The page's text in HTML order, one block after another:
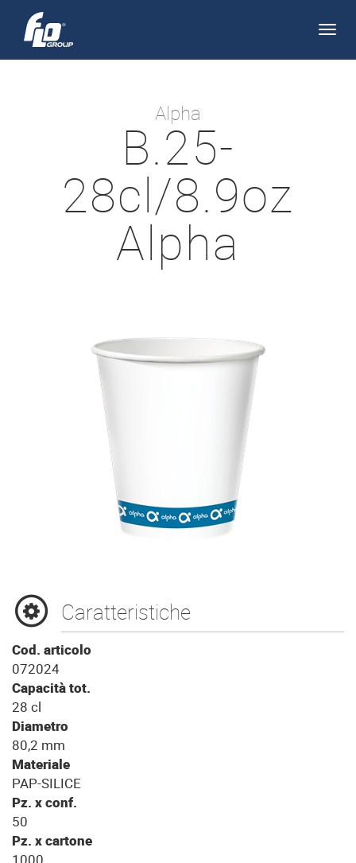
Alpha
B.25-
28cl/8.9oz
Alpha
Caratteristiche
Cod. articolo
072024
Capacità tot.
28 cl
Diametro
80,2 mm
Materiale
PAP-SILICE
Pz. x conf.
50
Pz. x cartone